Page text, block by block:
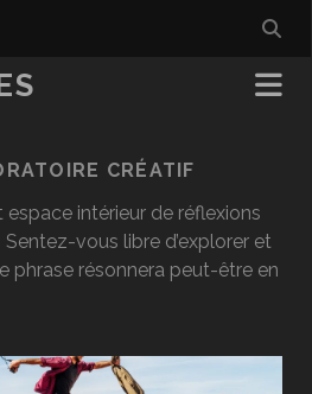
CRÉATIF
espace intérieur de réflexions
Sentez-vous libre d’explorer et
phrase résonnera peut-être en